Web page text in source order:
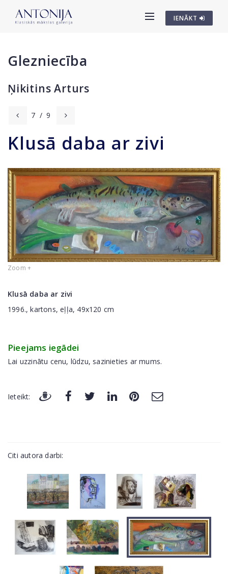
IENĀKT
Glezniecība
Ņikitins Arturs
7 / 9
Klusā daba ar zivi
Zoom +
Klusā daba ar zivi
1996., kartons, eļļa, 49x120 cm
Pieejams iegādei
Lai uzzinātu cenu, lūdzu, sazinieties ar mums.
Ieteikt:
Citi autora darbi: